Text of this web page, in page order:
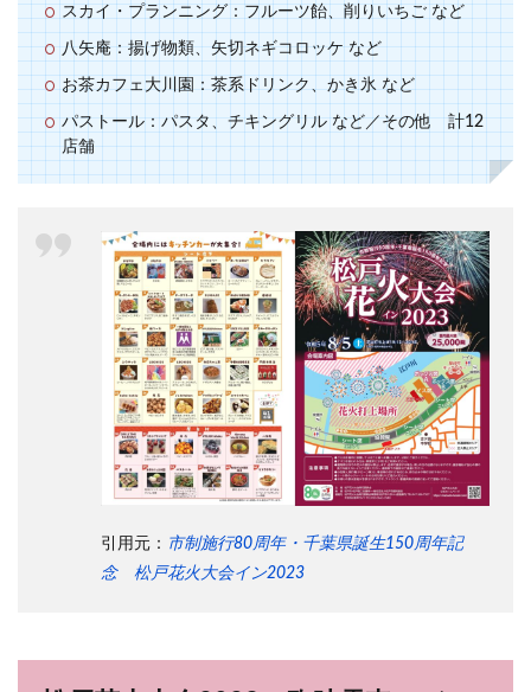
スカイ・プランニング：フルーツ飴、削りいちご など
八矢庵：揚げ物類、矢切ネギコロッケ など
お茶カフェ大川園：茶系ドリンク、かき氷 など
パストール：パスタ、チキングリル など／その他 計12
店舗
引用元： 市制施行80周年・千葉県誕生150周年記
念 松戸花火大会イン2023